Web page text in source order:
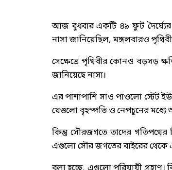
আজ বুধবার একটি ৪৯ ফুট দৈর্ঘ্যের
নাসা জানিয়েছিল, মঙ্গলবারও
সেক্ষেত্রে পৃথিবীর কোনও বড়সড়
জানিয়েছে নাসা।
এর পাশাপাশি সাও পাওলো স্টেট
যেগুলো বৃহস্পতি ও নেপচুনের মধ্যে
কিন্তু সৌরজগতে তাদের গতিপথের
এগুলো সৌর জগতের বাইরের থেকে